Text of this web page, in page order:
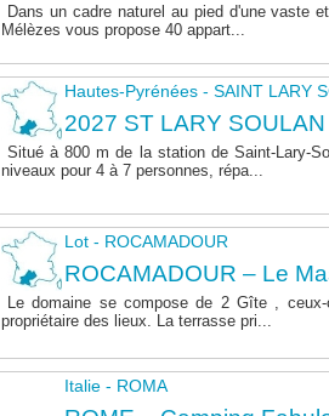
Dans un cadre naturel au pied d'une vaste
Mélèzes vous propose 40 appart...
Hautes-Pyrénées - SAINT LARY
2027 ST LARY SOULAN
Situé à 800 m de la station de Saint-Lary-
niveaux pour 4 à 7 personnes, répa...
Lot - ROCAMADOUR
ROCAMADOUR – Le
Le domaine se compose de 2 Gîte ,
propriétaire des lieux. La terrasse pri...
Italie - ROMA